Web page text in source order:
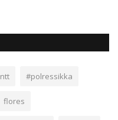
ntt #polressikka
flores